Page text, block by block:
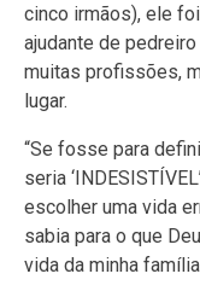
cinco irmãos), ele
ajudante de
muitas profissões,
lugar.
“Se fosse para
seria
escolher uma vida
sabia para o que
vida da minha